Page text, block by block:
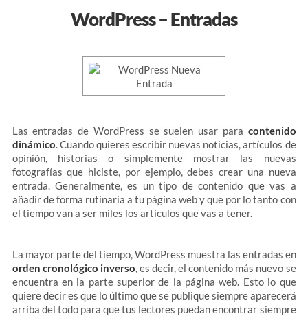
WordPress – Entradas
Las entradas de WordPress se suelen usar para contenido
dinámico. Cuando quieres escribir nuevas noticias, artículos de
opinión, historias o simplemente mostrar las nuevas
fotografías que hiciste, por ejemplo, debes crear una nueva
entrada. Generalmente, es un tipo de contenido que vas a
añadir de forma rutinaria a tu página web y que por lo tanto con
el tiempo van a ser miles los artículos que vas a tener.
La mayor parte del tiempo, WordPress muestra las entradas en
orden cronológico inverso, es decir, el contenido más nuevo se
encuentra en la parte superior de la página web. Esto lo que
quiere decir es que lo último que se publique siempre aparecerá
arriba del todo para que tus lectores puedan encontrar siempre